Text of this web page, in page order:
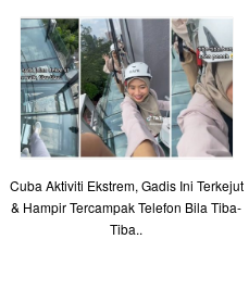
Cuba Aktiviti Ekstrem, Gadis Ini Terkejut
& Hampir Tercampak Telefon Bila Tiba-
Tiba..